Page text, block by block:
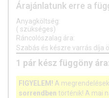
Árajánlatunk erre a
Anyagköltség:
( szükséges)
Ráncolószalag ára:
Szabás és készre varrás díja
1 pár kész függöny ára:
FIGYELEM! A
sorrendben történik! A mai